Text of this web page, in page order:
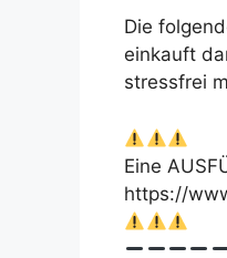
Die
einkauft
stressfrei
Eine
https://